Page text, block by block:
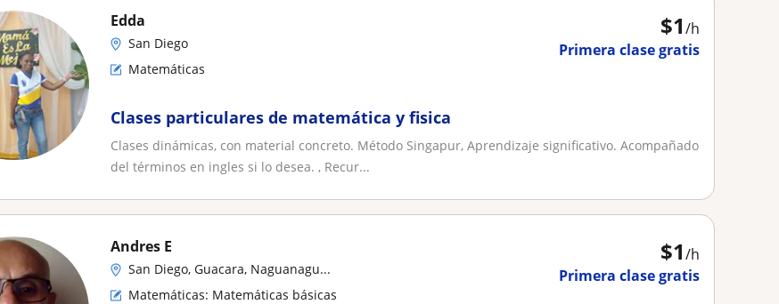
$1/h
Primera clase gratis
Edda
San Diego
Matemáticas
Clases particulares de matemática y fisica
Clases dinámicas, con material concreto. Método Singapur, Aprendizaje significativo. Acompañado
del términos en ingles si lo desea. , Recur...
$1/h
Primera clase gratis
Andres E
San Diego, Guacara, Naguanagu...
Matemáticas: Matemáticas básicas